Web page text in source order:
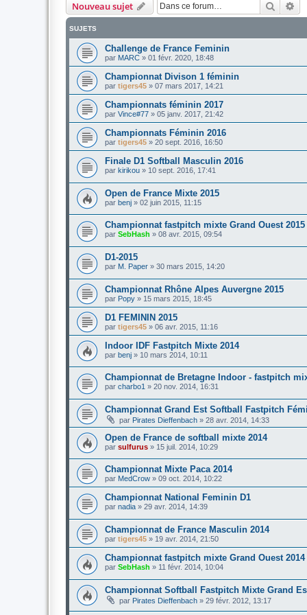
Nouveau sujet
SUJETS
Challenge de France Feminin
par MARC » 01 févr. 2020, 18:48
Championnat Divison 1 féminin
par tigers45 » 07 mars 2017, 14:21
Championnats féminin 2017
par Vince#77 » 05 janv. 2017, 21:42
Championnats Féminin 2016
par tigers45 » 20 sept. 2016, 16:50
Finale D1 Softball Masculin 2016
par kirikou » 10 sept. 2016, 17:41
Open de France Mixte 2015
par benj » 02 juin 2015, 11:15
Championnat fastpitch mixte Grand Ouest 2015
par SebHash » 08 avr. 2015, 09:54
D1-2015
par M. Paper » 30 mars 2015, 14:20
Championnat Rhône Alpes Auvergne 2015
par Popy » 15 mars 2015, 18:45
D1 FEMININ 2015
par tigers45 » 06 avr. 2015, 11:16
Indoor IDF Fastpitch Mixte 2014
par benj » 10 mars 2014, 10:11
Championnat de Bretagne Indoor - fastpitch
par charbo1 » 20 nov. 2014, 16:31
Championnat Grand Est Softball Fastpitch
par Pirates Dieffenbach » 28 avr. 2014, 14:33
Open de France de softball mixte 2014
par sulfurus » 15 juil. 2014, 10:29
Championnat Mixte Paca 2014
par MedCrow » 09 oct. 2014, 10:22
Championnat National Feminin D1
par nadia » 29 avr. 2014, 14:39
Championnat de France Masculin 2014
par tigers45 » 19 avr. 2014, 21:50
Championnat fastpitch mixte Grand Ouest 2014
par SebHash » 11 févr. 2014, 10:04
Championnat Softball Fastpitch Mixte Grand
par Pirates Dieffenbach » 29 févr. 2012, 13:17